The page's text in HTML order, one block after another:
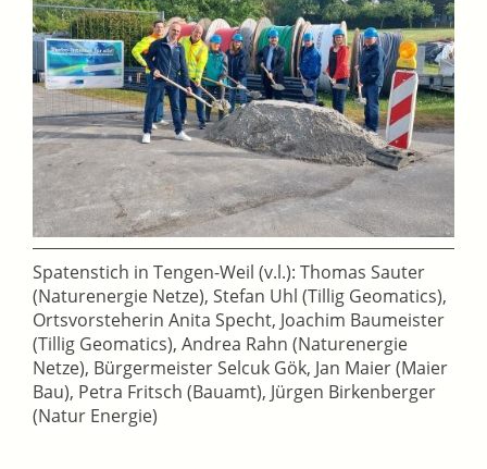
Spatenstich in Tengen-Weil (v.l.): Thomas Sauter
(Naturenergie Netze), Stefan Uhl (Tillig Geomatics),
Ortsvorsteherin Anita Specht, Joachim Baumeister
(Tillig Geomatics), Andrea Rahn (Naturenergie
Netze), Bürgermeister Selcuk Gök, Jan Maier (Maier
Bau), Petra Fritsch (Bauamt), Jürgen Birkenberger
(Natur Energie)